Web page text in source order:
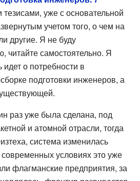
тезисами, уже с основательной
учетом того, о чем на
другие. Я не буду
читайте самостоятельно. Я
о потребности в
подготовки инженеров, а
раз уже была сделана, под
и атомной отрасли, тогда
система изменилась
условиях это уже
флагманские предприятия, за